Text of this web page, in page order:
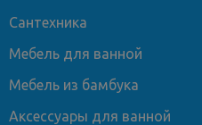
Сантехника
Мебель для ванной
Мебель из бамбука
Аксессуары для ванной